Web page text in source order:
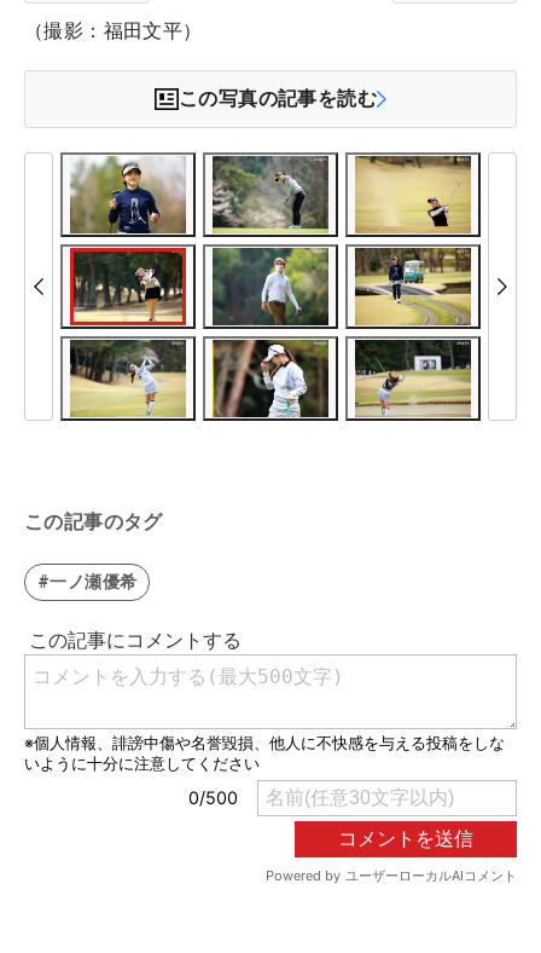
（撮影：福田文平）
この写真の記事を読む
この記事のタグ
#一ノ瀬優希